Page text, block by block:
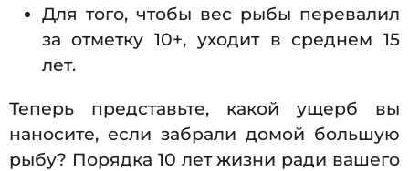
Для того, чтобы вес рыбы перевалил
за отметку 10+, уходит в среднем 15
лет.
Теперь представьте, какой ущерб вы
наносите, если забрали домой большую
рыбу? Порядка 10 лет жизни ради вашего